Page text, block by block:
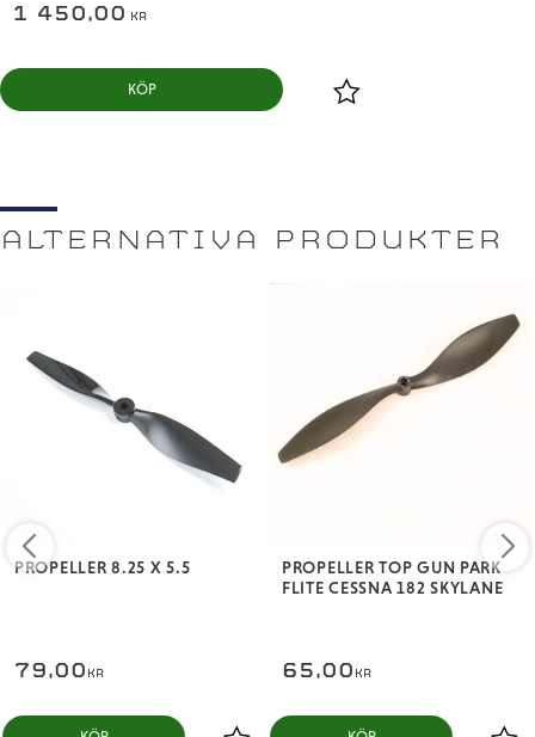
1 450,00 KR
Lägg till i favoriter
KÖP
ALTERNATIVA PRODUKTER
PROPELLER 8.25 X 5.5
79,00 KR
PROPELLER TOP GUN PARK
FLITE CESSNA 182 SKYLANE
65,00 KR